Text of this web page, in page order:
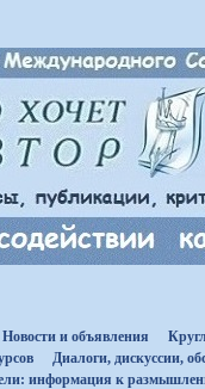
Новости и объявления
Диалоги, дискуссии,
информация к